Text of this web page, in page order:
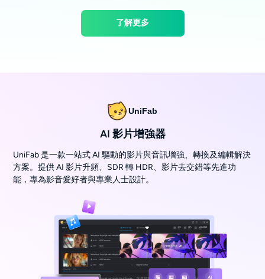
了解更多
UniFab
AI 影片增強器
UniFab 是一款一站式 AI 驅動的影片與音訊增強、轉換及編輯解決
方案。提供 AI 影片升頻、SDR 轉 HDR、影片去交錯等先進功
能，專為影音愛好者與專業人士設計。